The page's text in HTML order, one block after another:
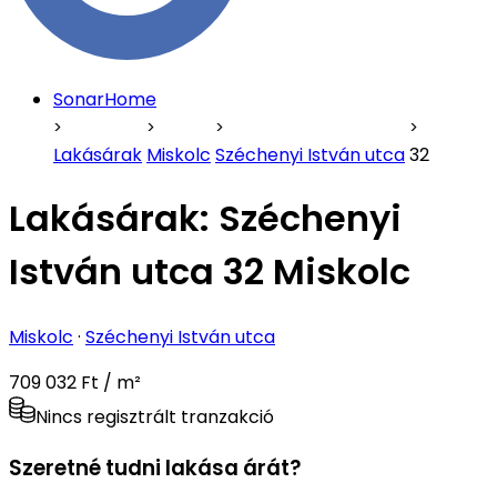
SonarHome
Lakásárak Miskolc Széchenyi István utca32
Lakásárak: Széchenyi
István utca 32 Miskolc
Miskolc · Széchenyi István utca
709 032 Ft / m²
Nincs regisztrált tranzakció
Szeretné tudni lakása árát?